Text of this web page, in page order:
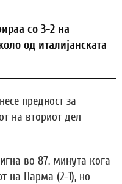
со 3-2 на
од италијанската
предност за
на вториот дел
во 87. минута кога
на Парма (2-1), но